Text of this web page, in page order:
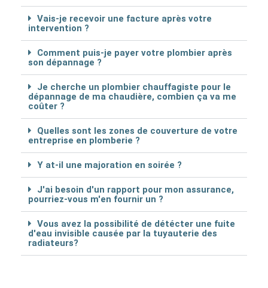
Vais-je recevoir une facture après votre
intervention ?
Comment puis-je payer votre plombier après
son dépannage ?
Je cherche un plombier chauffagiste pour le
dépannage de ma chaudière, combien ça va me
coûter ?
Quelles sont les zones de couverture de votre
entreprise en plomberie ?
Y at-il une majoration en soirée ?
J'ai besoin d'un rapport pour mon assurance,
pourriez-vous m'en fournir un ?
Vous avez la possibilité de détécter une fuite
d'eau invisible causée par la tuyauterie des
radiateurs?